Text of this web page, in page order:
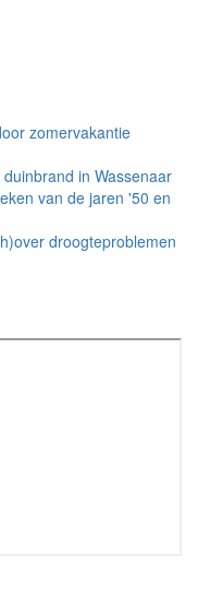
zomervakantie
in Wassenaar
van de jaren '50 en
droogteproblemen